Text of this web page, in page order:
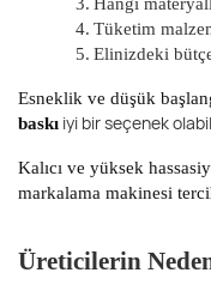
3. Hangi
4. Tüketim
5. Elinizdeki
Esneklik ve düşük
baskı iyi bir seçenek
Kalıcı ve yüksek
markalama makinesi
Üreticilerin